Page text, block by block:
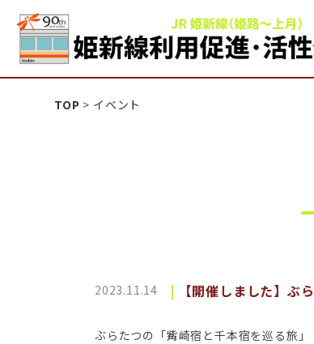
姫新線利用促
TOP > イベント
2023.11.14 【開催しました】ぶ
ぶらたつの「觜崎宿と千本宿を巡る旅